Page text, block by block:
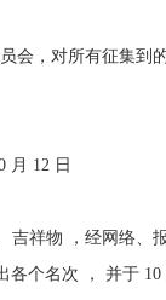
会，对所有征集到
月 12 日
祥物 ，经网络、
个名次 ， 并于 10